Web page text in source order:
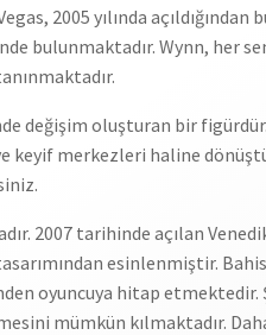
2005 yılında açıldığından
bulunmaktadır. Wynn, her
değişim oluşturan bir
keyif merkezleri haline
2007 tarihinde açılan
esinlenmiştir. Bahis
oyuncuya hitap etmektedir.
mümkün kılmaktadır.